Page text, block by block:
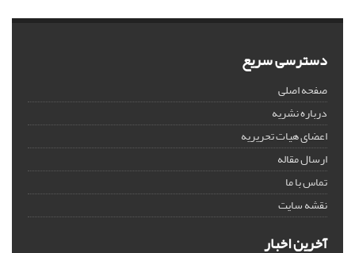
دسترسی سریع
صفحه اصلی
درباره نشریه
اعضای هیات تحریریه
ارسال مقاله
تماس با ما
نقشه سایت
آخرین اخبار